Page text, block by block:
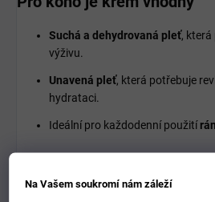
Na Vašem soukromí nám záleží
Suchá a dehydrovaná pleť, která
výživu.
Unavená pleť, která potřebuje
hydrataci.
Ideální pro každodenní použití